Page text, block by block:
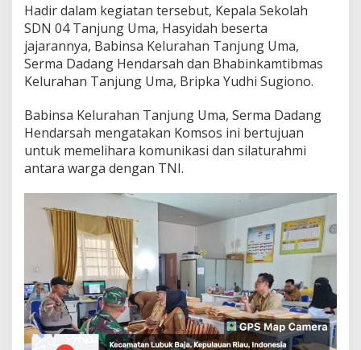
r
i
n
g
d
i
D
N
0
4
Hadir dalam kegiatan tersebut, Kepala Sekolah
SDN 04 Tanjung Uma, Hasyidah beserta
jajarannya, Babinsa Kelurahan Tanjung Uma,
Serma Dadang Hendarsah dan Bhabinkamtibmas
Kelurahan Tanjung Uma, Bripka Yudhi Sugiono.
Babinsa Kelurahan Tanjung Uma, Serma Dadang
Hendarsah mengatakan Komsos ini bertujuan
untuk memelihara komunikasi dan silaturahmi
antara warga dengan TNI.